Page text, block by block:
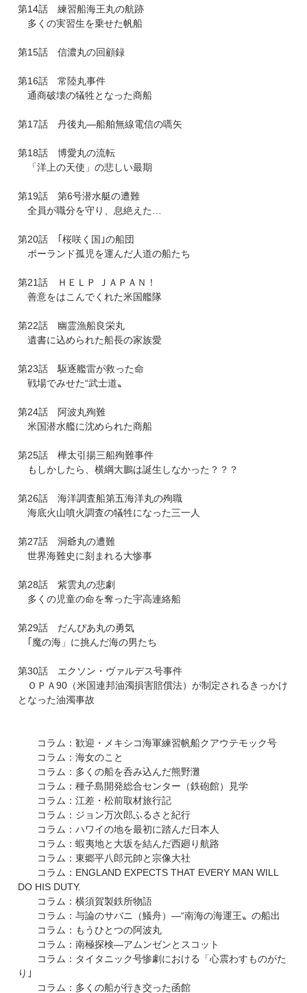
第14話 練習船海王丸の航跡
多くの実習生を乗せた帆船
第15話 信濃丸の回顧録
第16話 常陸丸事件
通商破壊の犠牲となった商船
第17話 丹後丸―船舶無線電信の嚆矢
第18話 博愛丸の流転
「洋上の天使」の悲しい最期
第19話 第6号潜水艇の遭難
全員が職分を守り、息絶えた…
第20話 ｢桜咲く国｣の船団
ポーランド孤児を運んだ人道の船たち
第21話 ＨＥＬＰ ＪＡＰＡＮ！
善意をはこんでくれた米国艦隊
第22話 幽霊漁船良栄丸
遺書に込められた船長の家族愛
第23話 駆逐艦雷が救った命
戦場でみせた“武士道〟
第24話 阿波丸殉難
米国潜水艦に沈められた商船
第25話 樺太引揚三船殉難事件
もしかしたら、横綱大鵬は誕生しなかった？？？
第26話 海洋調査船第五海洋丸の殉職
海底火山噴火調査の犠牲になった三一人
第27話 洞爺丸の遭難
世界海難史に刻まれる大惨事
第28話 紫雲丸の悲劇
多くの児童の命を奪った宇高連絡船
第29話 だんぴあ丸の勇気
｢魔の海」に挑んだ海の男たち
第30話 エクソン・ヴァルデス号事件
ＯＰＡ90（米国連邦油濁損害賠償法）が制定されるきっかけ
となった油濁事故
コラム：歓迎・メキシコ海軍練習帆船クアウテモック号
コラム：海女のこと
コラム：多くの船を呑み込んだ熊野灘
コラム：種子島開発総合センター（鉄砲館）見学
コラム：江差・松前取材旅行記
コラム：ジョン万次郎ふるさと紀行
コラム：ハワイの地を最初に踏んだ日本人
コラム：蝦夷地と大坂を結んだ西廻り航路
コラム：東郷平八郎元帥と宗像大社
コラム：ENGLAND EXPECTS THAT EVERY MAN WILL
DO HIS DUTY.
コラム：横須賀製鉄所物語
コラム：与論のサバニ（鱶舟）―“南海の海運王〟の船出
コラム：もうひとつの阿波丸
コラム：南極探検―アムンゼンとスコット
コラム：タイタニック号惨劇における「心震わすものがた
り｣
コラム：多くの船が行き交った函館